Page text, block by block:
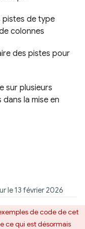
pistes de type
colonnes
des pistes pour
sur plusieurs
la mise en
le 13 février 2026
de code de cet
ce qui est désormais